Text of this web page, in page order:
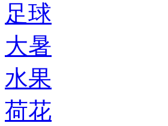
足球
大暑
水果
荷花